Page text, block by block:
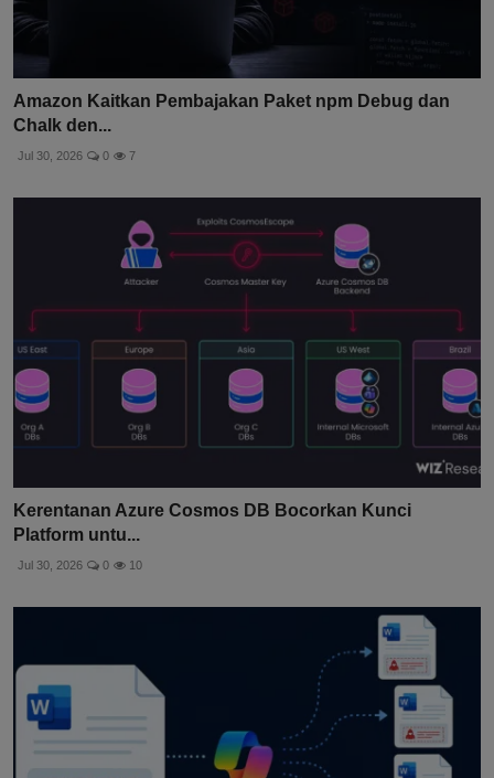
Amazon Kaitkan Pembajakan Paket npm Debug dan
Chalk den...
Jul 30, 2026 0 7
Kerentanan Azure Cosmos DB Bocorkan Kunci
Platform untu...
Jul 30, 2026 0 10